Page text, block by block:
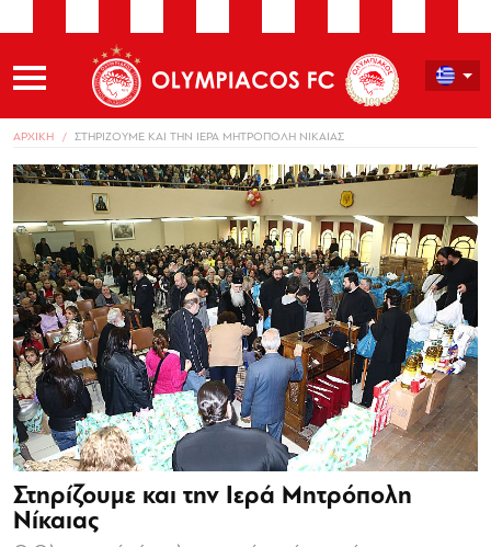
ΑΡΧΙΚΗ ΣΤΗΡΙΖΟΥΜΕ ΚΑΙ ΤΗΝ ΙΕΡΑ ΜΗΤΡΟΠΟΛΗ ΝΙΚΑΙΑΣ
Στηρίζουμε και την Ιερά Μητρόπολη
Νίκαιας